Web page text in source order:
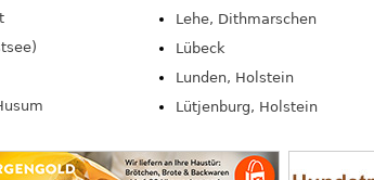
Lehe, Dithmarschen
Lübeck
Lunden, Holstein
Lütjenburg, Holstein